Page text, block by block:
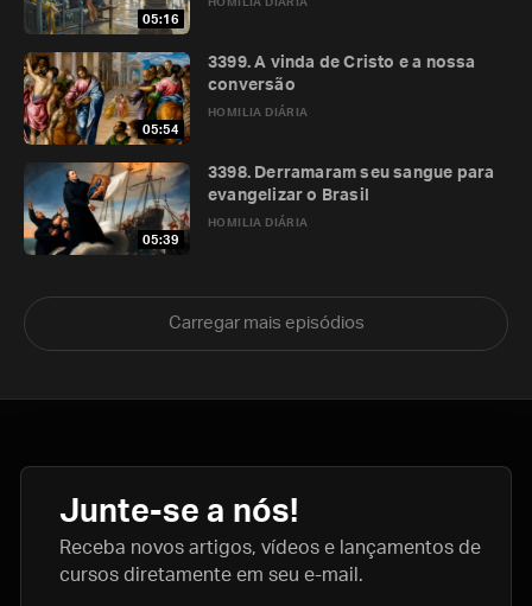
05:16
HOMILIA DIÁRIA
05:54
HOMILIA DIÁRIA
3399. A vinda de Cristo e a nossa
conversão
05:39
HOMILIA DIÁRIA
3398. Derramaram seu sangue para
evangelizar o Brasil
Carregar mais episódios
Junte-se a nós!
Receba novos artigos, vídeos e lançamentos de
cursos diretamente em seu e-mail.